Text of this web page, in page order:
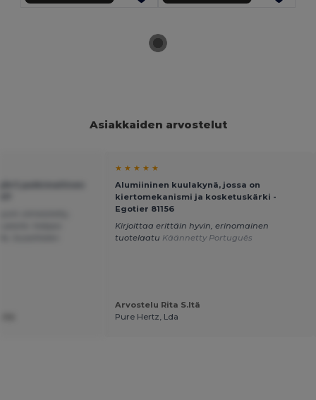
Asiakkaiden arvostelut
★ ★ ★ ★ ★
Alumiininen kuulakynä, jossa on
kiertomekanismi ja kosketuskärki -
Egotier 81156
Kirjoittaa erittäin hyvin, erinomainen
tuotelaatu Käännetty Português
Arvostelu Rita S.ltä
Pure Hertz, Lda